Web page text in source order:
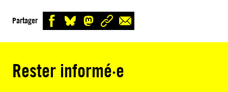
Partager
Rester informé·e